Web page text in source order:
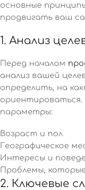
основные
продвигать ваш
1. Анализ
Перед началом
анализ вашей
определить, на
параметры:
Возраст и пол
Географическое
Интересы и
Проблемы,
2. Ключевые